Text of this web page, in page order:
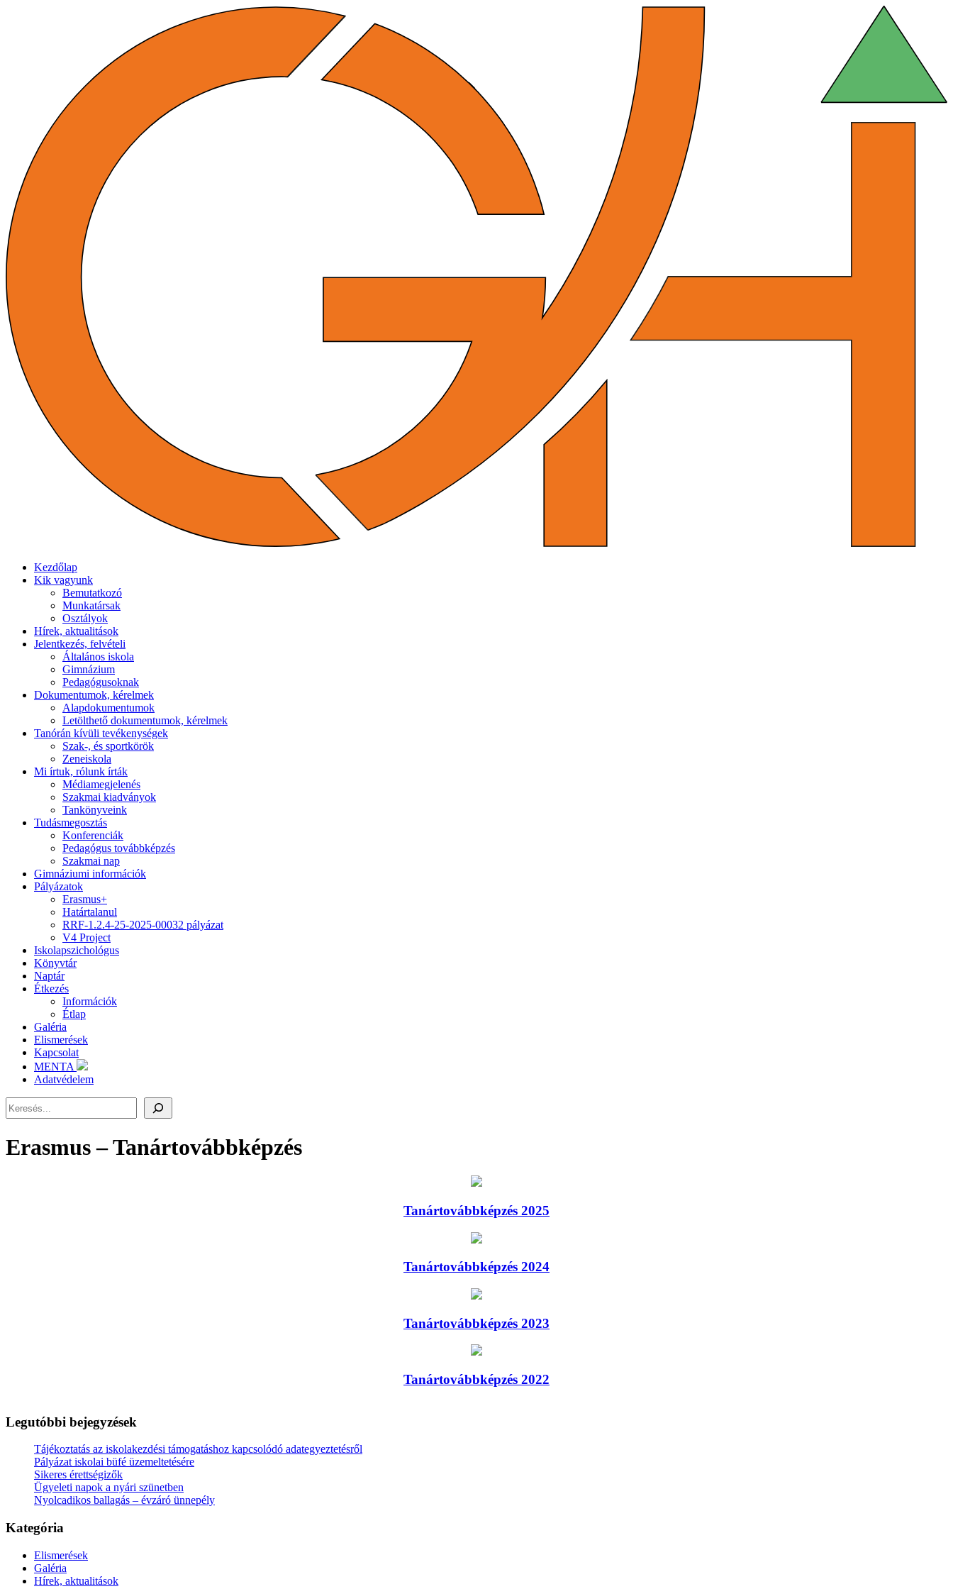
Kezdőlap
Kik vagyunk
Bemutatkozó
Munkatársak
Osztályok
Hírek, aktualitások
Jelentkezés, felvételi
Általános iskola
Gimnázium
Pedagógusoknak
Dokumentumok, kérelmek
Alapdokumentumok
Letölthető dokumentumok, kérelmek
Tanórán kívüli tevékenységek
Szak-, és sportkörök
Zeneiskola
Mi írtuk, rólunk írták
Médiamegjelenés
Szakmai kiadványok
Tankönyveink
Tudásmegosztás
Konferenciák
Pedagógus továbbképzés
Szakmai nap
Gimnáziumi információk
Pályázatok
Erasmus+
Határtalanul
RRF-1.2.4-25-2025-00032 pályázat
V4 Project
Iskolapszichológus
Könyvtár
Naptár
Étkezés
Információk
Étlap
Galéria
Elismerések
Kapcsolat
MENTA
Adatvédelem
Keresés
Erasmus – Tanártovábbképzés
Tanártovábbképzés 2025
Tanártovábbképzés 2024
Tanártovábbképzés 2023
Tanártovábbképzés 2022
Legutóbbi bejegyzések
Tájékoztatás az iskolakezdési támogatáshoz kapcsolódó adategyeztetésről
Pályázat iskolai büfé üzemeltetésére
Sikeres érettségizők
Ügyeleti napok a nyári szünetben
Nyolcadikos ballagás – évzáró ünnepély
Kategória
Elismerések
Galéria
Hírek, aktualitások